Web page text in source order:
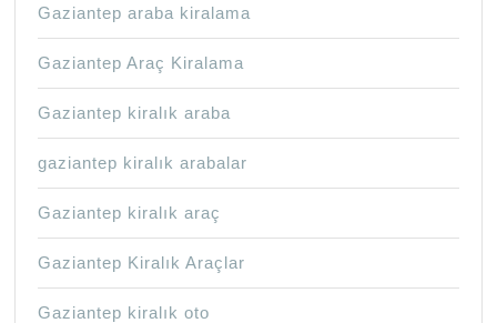
Gaziantep araba kiralama
Gaziantep Araç Kiralama
Gaziantep kiralık araba
gaziantep kiralık arabalar
Gaziantep kiralık araç
Gaziantep Kiralık Araçlar
Gaziantep kiralık oto